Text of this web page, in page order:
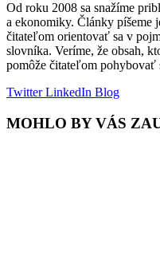
Od roku 2008 sa snažíme
a ekonomiky. Články píšeme
čitateľom orientovať sa v
slovníka. Veríme, že obsah,
pomôže čitateľom pohybovať
TwitterLinkedIn Blog
MOHLO BY VÁS